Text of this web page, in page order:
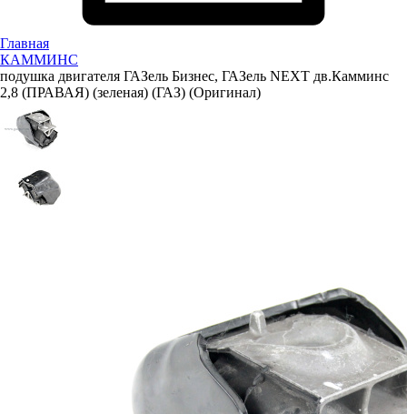
Главная
КАММИНС
подушка двигателя ГАЗель Бизнес, ГАЗель NEXT дв.Камминс
2,8 (ПРАВАЯ) (зеленая) (ГАЗ) (Оригинал)